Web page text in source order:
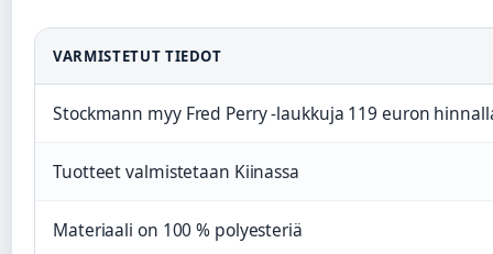
VARMISTETUT TIEDOT
Stockmann myy Fred Perry -laukkuja 119 euron
Tuotteet valmistetaan Kiinassa
Materiaali on 100 % polyesteriä